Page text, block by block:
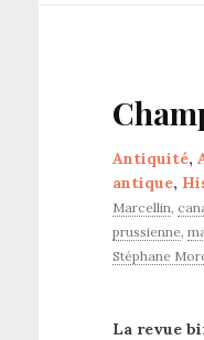
Antiquité,
antique,
Marcellin,
prussienne,
Stéphane
La revue